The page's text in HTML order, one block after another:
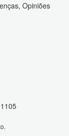
Opiniões